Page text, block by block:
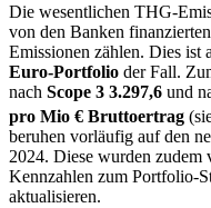
Die wesentlichen THG-
von den Banken
Emissionen zählen. Dies ist
Euro-Portfolio der Fall.
nach Scope 3 3.297,6 und
pro Mio € Bruttoertrag
beruhen vorläufig auf den
2024. Diese wurden zudem
Kennzahlen zum Portfolio-
aktualisieren.